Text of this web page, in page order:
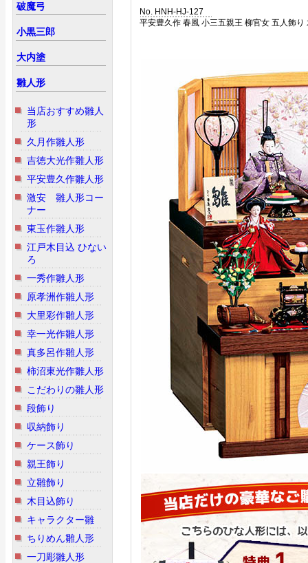
破魔弓
小黒三郎
大内塗
雛人形
当店おすすめ雛人
形
久月作雛人形
吉徳大光作雛人形
平安豊久作雛人形
激安 雛人形コー
ナー
東玉作雛人形
江戸木目込 ひない
ろ
一秀作雛人形
原孝洲作雛人形
大里彩作雛人形
幸一光作雛人形
真多呂作雛人形
柿沼東光作雛人形
こだわりの雛人形
段飾り
収納飾り
ケース飾り
親王飾り
立雛飾り
木目込飾り
キャラクター雛
ちりめん雛人形
一刀彫雛人形
No. HNH-HJ-127
平安豊久作 春風 小三五親王 柳官女 五人飾